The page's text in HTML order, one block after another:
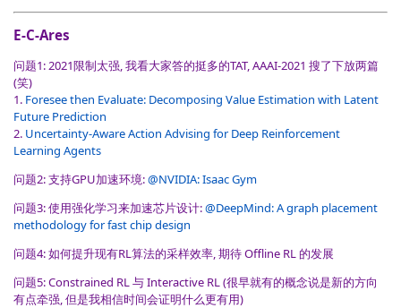
E-C-Ares
问题1: 2021限制太强, 我看大家答的挺多的TAT, AAAI-2021 搜了下放两篇
(笑)
1. Foresee then Evaluate: Decomposing Value Estimation with Latent
Future Prediction
2. Uncertainty-Aware Action Advising for Deep Reinforcement
Learning Agents
问题2: 支持GPU加速环境:@NVIDIA: Isaac Gym
问题3: 使用强化学习来加速芯片设计:@DeepMind: A graph placement
methodology for fast chip design
问题4: 如何提升现有RL算法的采样效率, 期待 Offline RL 的发展
问题5: Constrained RL 与 Interactive RL (很早就有的概念说是新的方向
有点牵强, 但是我相信时间会证明什么更有用)